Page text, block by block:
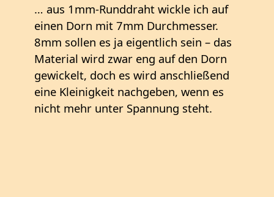
… aus 1mm-Runddraht wickle ich auf
einen Dorn mit 7mm Durchmesser.
8mm sollen es ja eigentlich sein – das
Material wird zwar eng auf den Dorn
gewickelt, doch es wird anschließend
eine Kleinigkeit nachgeben, wenn es
nicht mehr unter Spannung steht.